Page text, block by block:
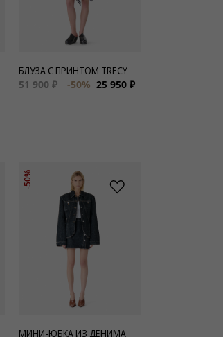
БЛУЗА С ПРИНТОМ TRECY
51 900 ₽
-50% 25 950 ₽
-50%
МИНИ-ЮБКА ИЗ ДЕНИМА